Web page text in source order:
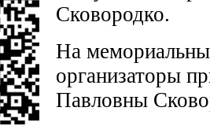
Сковородко.
На
организаторы
Павловны